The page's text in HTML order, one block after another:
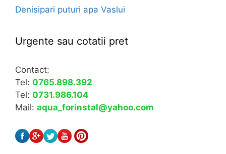
Denisipari puturi apa Vaslui
Urgente sau cotatii pret
Contact:
Tel: 0765.898.392
Tel: 0731.986.104
Mail: aqua_forinstal@yahoo.com